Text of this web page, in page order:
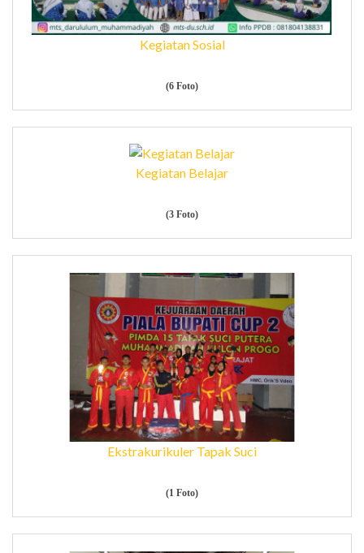
Kegiatan Sosial
(6 Foto)
Kegiatan Belajar
(3 Foto)
Ekstrakurikuler Tapak Suci
(1 Foto)